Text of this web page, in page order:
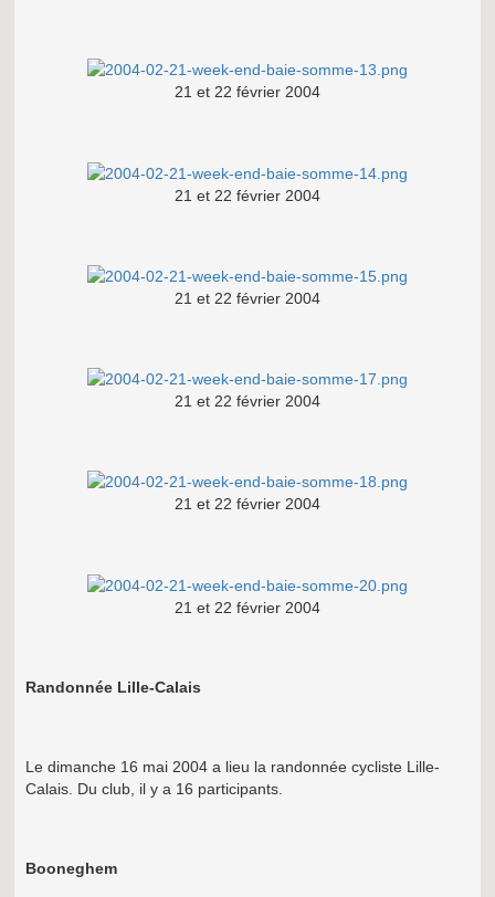
21 et 22 février 2004
21 et 22 février 2004
21 et 22 février 2004
21 et 22 février 2004
21 et 22 février 2004
21 et 22 février 2004
Randonnée Lille-Calais
Le dimanche 16 mai 2004 a lieu la randonnée cycliste Lille-
Calais. Du club, il y a 16 participants.
Booneghem